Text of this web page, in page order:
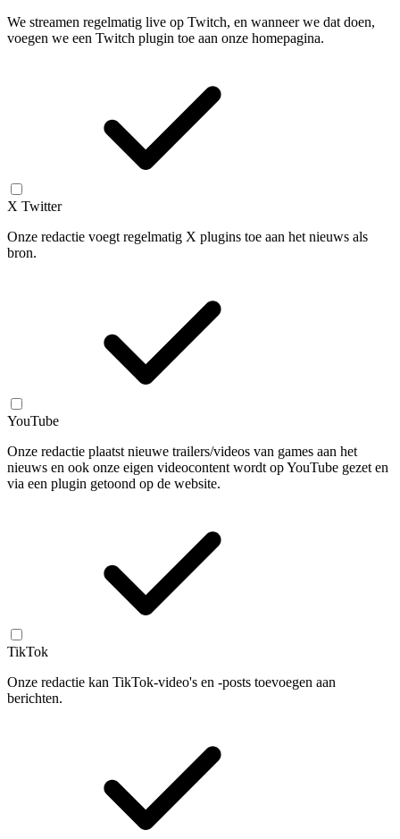
We streamen regelmatig live op Twitch, en wanneer we dat doen,
voegen we een Twitch plugin toe aan onze homepagina.
X Twitter
Onze redactie voegt regelmatig X plugins toe aan het nieuws als
bron.
YouTube
Onze redactie plaatst nieuwe trailers/videos van games aan het
nieuws en ook onze eigen videocontent wordt op YouTube gezet en
via een plugin getoond op de website.
TikTok
Onze redactie kan TikTok-video's en -posts toevoegen aan
berichten.